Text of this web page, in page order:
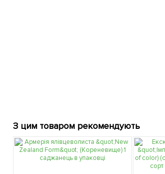
З цим товаром рекомендують